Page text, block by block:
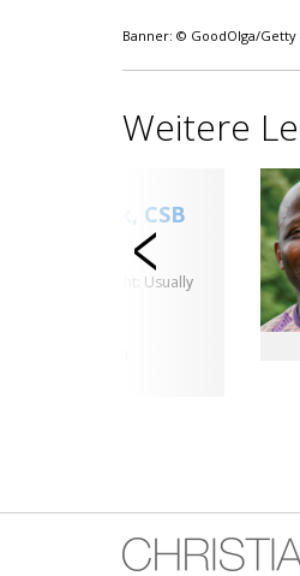
Banner: © GoodOlga/Getty
Weitere
Wommack, CSB
Klassenunterricht: Usually